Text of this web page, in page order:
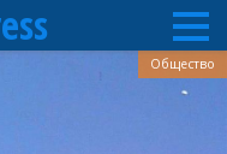
Общество